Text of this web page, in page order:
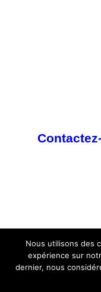
Copyright © 2026
Nous utilisons des
expérience sur
dernier, nous